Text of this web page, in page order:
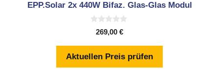
EPP.Solar 2x 440W Bifaz. Glas-Glas Modul
5
269,00 €
Aktuellen Preis prüfen